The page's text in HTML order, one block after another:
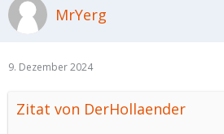
MrYerg
9. Dezember 2024
Zitat von DerHollaender